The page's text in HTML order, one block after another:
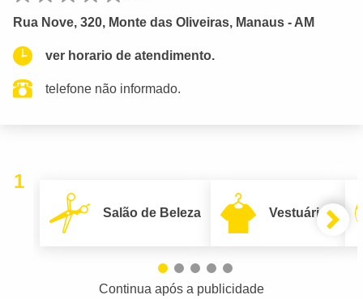
Rua Nove, 320, Monte das Oliveiras, Manaus - AM
ver horario de atendimento.
telefone não informado.
1
Salão de Beleza Vestuário
Continua após a publicidade